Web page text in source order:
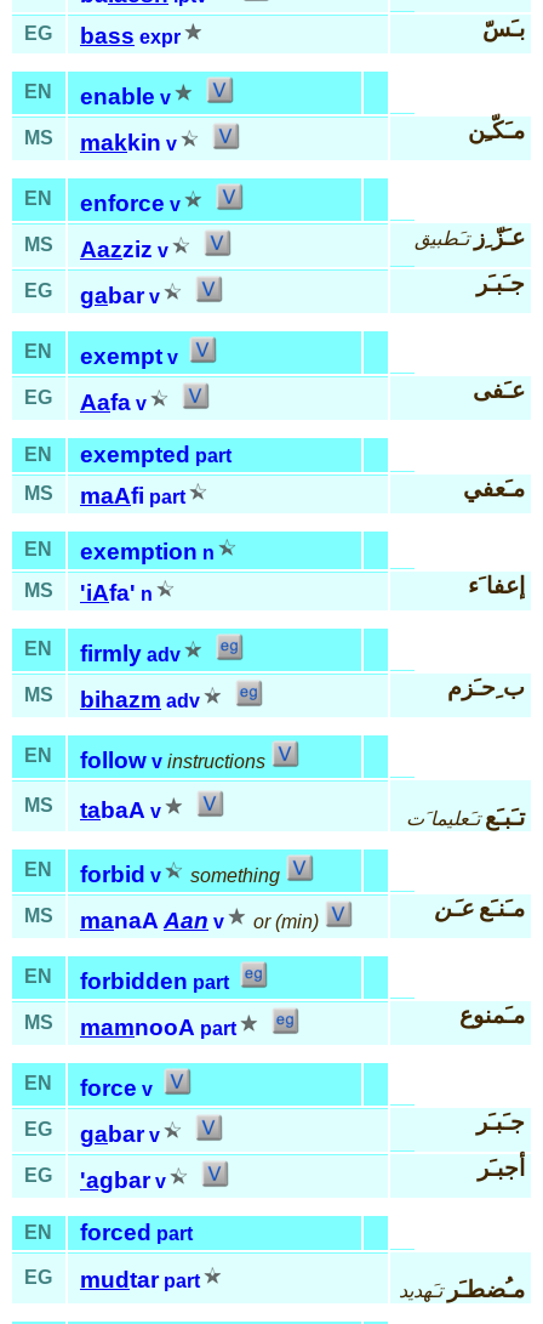
EG bass expr بـَسّ
EN enable v
MS
makkin v
مـَكّـِن
EN enforce v
MS
Aazziz v
عـَزّ ِز تـَطبيق
EG gabar v
جـَبـَر
EN exempt v
EG
Aafa v
عـَفى
EN exempted part
MS
maAfi part مـَعفي
EN exemption n
MS
'iAfa' n إعفا َء
EN firmly adv
MS
bihazm adv
ب ِحـَزم
EN follow v instructions
MS tabaA v تـَبـَع تـَعليما َت
EN forbid v
something
MS
manaAAan v or (min)
مـَنـَععـَن
EN forbidden part
MS
mamnooA part
مـَمنوع
EN force v
EG
gabar v
جـَبـَر
EG 'agbar v
أجبـَر
EN forced part
EG mudtar part مـُضطـَر تـَهديد